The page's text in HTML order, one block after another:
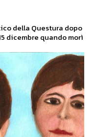
della Questura dopo
dicembre quando morì